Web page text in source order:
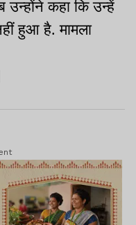
उन्होंने कहा कि उन्हें
हुआ है. मामला